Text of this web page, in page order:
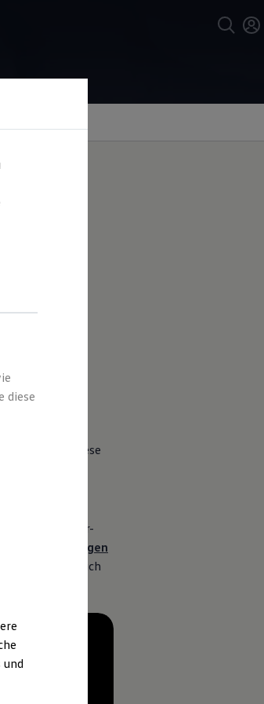
Update. Diese
Software Over-
myVolkswagen
das nachträglich
diese
und